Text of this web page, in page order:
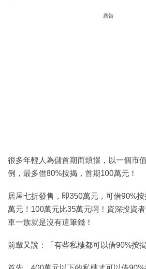
廣告
很多年輕人為儲首期而煩惱，以一個市
例，最多借80%按揭，首期100萬元！
居屋七折發售，即350萬元，可借90%
萬元！100萬元比35萬元啊！資深投資
車一族就是沒有這筆錢！
前輩又說：「有些私樓都可以借90%按揭